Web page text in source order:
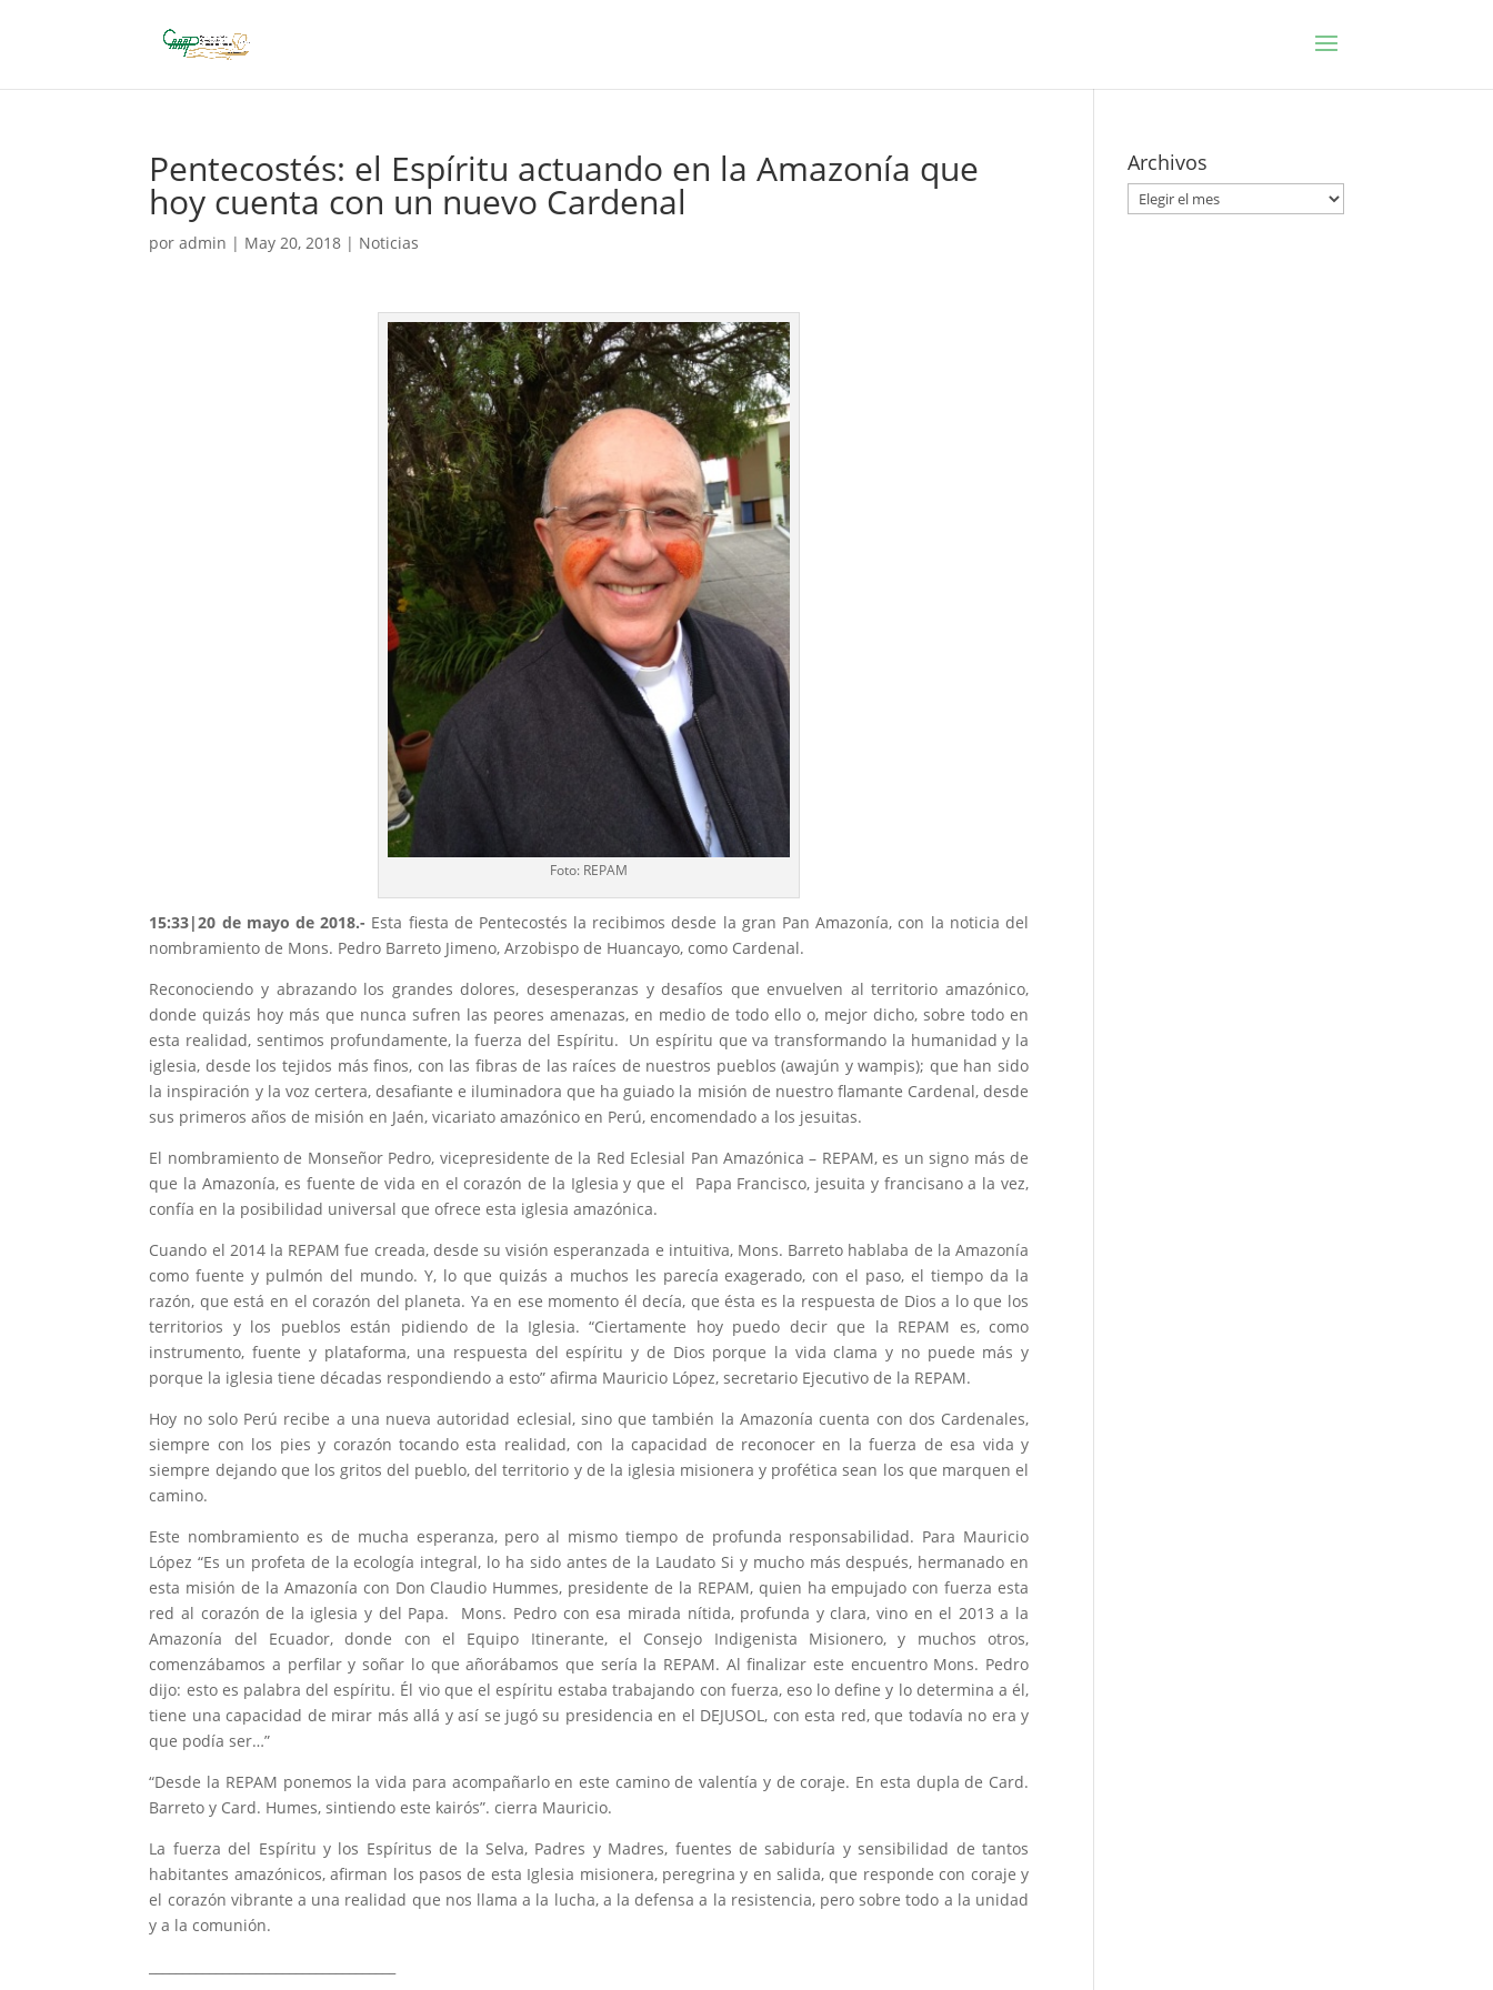
Pentecostés: el Espíritu actuando en la Amazonía que
hoy cuenta con un nuevo Cardenal
poradmin | May 20, 2018 | Noticias
Foto: REPAM
15:33|20 de mayo de 2018.- Esta fiesta de Pentecostés la recibimos desde la gran Pan Amazonía, con la noticia del
nombramiento de Mons. Pedro Barreto Jimeno, Arzobispo de Huancayo, como Cardenal.
Reconociendo y abrazando los grandes dolores, desesperanzas y desafíos que envuelven al territorio amazónico,
donde quizás hoy más que nunca sufren las peores amenazas, en medio de todo ello o, mejor dicho, sobre todo en
esta realidad, sentimos profundamente, la fuerza del Espíritu. Un espíritu que va transformando la humanidad y la
iglesia, desde los tejidos más finos, con las fibras de las raíces de nuestros pueblos (awajún y wampis); que han sido
la inspiración y la voz certera, desafiante e iluminadora que ha guiado la misión de nuestro flamante Cardenal, desde
sus primeros años de misión en Jaén, vicariato amazónico en Perú, encomendado a los jesuitas.
El nombramiento de Monseñor Pedro, vicepresidente de la Red Eclesial Pan Amazónica – REPAM, es un signo más de
que la Amazonía, es fuente de vida en el corazón de la Iglesia y que el Papa Francisco, jesuita y francisano a la vez,
confía en la posibilidad universal que ofrece esta iglesia amazónica.
Cuando el 2014 la REPAM fue creada, desde su visión esperanzada e intuitiva, Mons. Barreto hablaba de la Amazonía
como fuente y pulmón del mundo. Y, lo que quizás a muchos les parecía exagerado, con el paso, el tiempo da la
razón, que está en el corazón del planeta. Ya en ese momento él decía, que ésta es la respuesta de Dios a lo que los
territorios y los pueblos están pidiendo de la Iglesia. “Ciertamente hoy puedo decir que la REPAM es, como
instrumento, fuente y plataforma, una respuesta del espíritu y de Dios porque la vida clama y no puede más y
porque la iglesia tiene décadas respondiendo a esto” afirma Mauricio López, secretario Ejecutivo de la REPAM.
Hoy no solo Perú recibe a una nueva autoridad eclesial, sino que también la Amazonía cuenta con dos Cardenales,
siempre con los pies y corazón tocando esta realidad, con la capacidad de reconocer en la fuerza de esa vida y
siempre dejando que los gritos del pueblo, del territorio y de la iglesia misionera y profética sean los que marquen el
camino.
Este nombramiento es de mucha esperanza, pero al mismo tiempo de profunda responsabilidad. Para Mauricio
López “Es un profeta de la ecología integral, lo ha sido antes de la Laudato Si y mucho más después, hermanado en
esta misión de la Amazonía con Don Claudio Hummes, presidente de la REPAM, quien ha empujado con fuerza esta
red al corazón de la iglesia y del Papa. Mons. Pedro con esa mirada nítida, profunda y clara, vino en el 2013 a la
Amazonía del Ecuador, donde con el Equipo Itinerante, el Consejo Indigenista Misionero, y muchos otros,
comenzábamos a perfilar y soñar lo que añorábamos que sería la REPAM. Al finalizar este encuentro Mons. Pedro
dijo: esto es palabra del espíritu. Él vio que el espíritu estaba trabajando con fuerza, eso lo define y lo determina a él,
tiene una capacidad de mirar más allá y así se jugó su presidencia en el DEJUSOL, con esta red, que todavía no era y
que podía ser…”
“Desde la REPAM ponemos la vida para acompañarlo en este camino de valentía y de coraje. En esta dupla de Card.
Barreto y Card. Humes, sintiendo este kairós”. cierra Mauricio.
La fuerza del Espíritu y los Espíritus de la Selva, Padres y Madres, fuentes de sabiduría y sensibilidad de tantos
habitantes amazónicos, afirman los pasos de esta Iglesia misionera, peregrina y en salida, que responde con coraje y
el corazón vibrante a una realidad que nos llama a la lucha, a la defensa a la resistencia, pero sobre todo a la unidad
y a la comunión.
Archivos
Archivos